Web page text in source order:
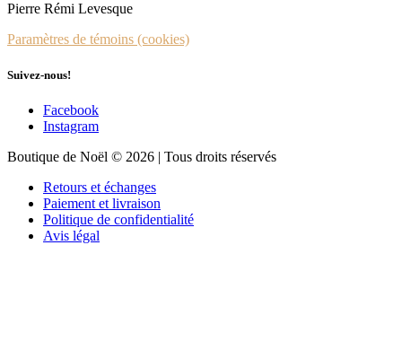
Pierre Rémi Levesque
Paramètres de témoins (cookies)
Suivez-nous!
Facebook
Instagram
Boutique de Noël © 2026 | Tous droits réservés
Retours et échanges
Paiement et livraison
Politique de confidentialité
Avis légal